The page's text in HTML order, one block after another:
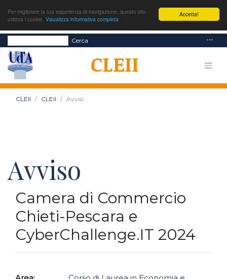
Accetta!
Per migliorare la tua esperienza di navigazione, questo sito
utilizza i cookie. Visualizza informativa completa
Cerca
CLEII CLEII Avvisi
Avviso
Camera di Commercio
Chieti-Pescara e
CyberChallenge.IT 2024